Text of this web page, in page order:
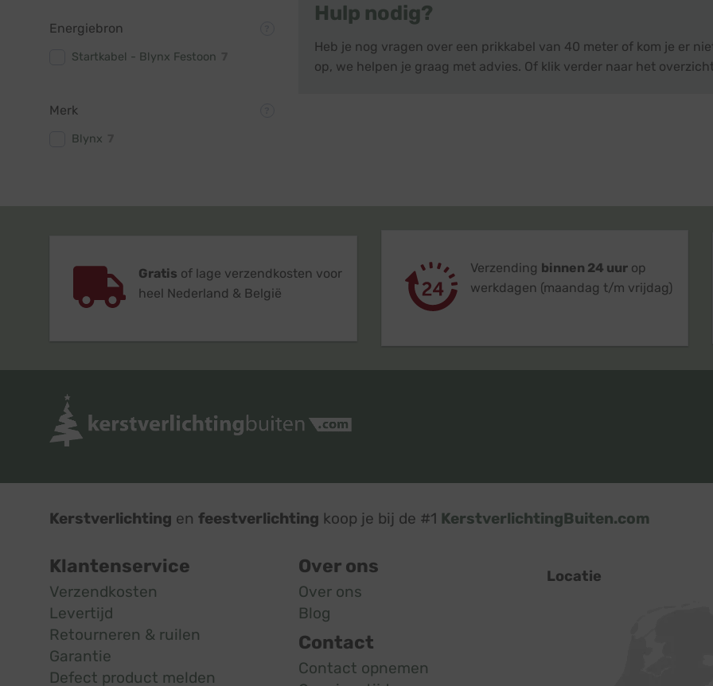
Energiebron
Startkabel - Blynx Festoon
Merk
Blynx
Hulp nodig?
Heb je nog vragen over een prikkabel van 40 meter of kom je er
op, we helpen je graag met advies. Of klik verder naar het
Gratis of lage verzendkosten voor
heel Nederland & België
Verzending binnen 24 uurop
werkdagen (maandag t/m vrijdag)
Kerstverlichting en feestverlichting koop je bij de #1 KerstverlichtingBuiten.com
Klantenservice
Verzendkosten
Levertijd
Retourneren & ruilen
Garantie
Defect product melden
Over ons
Over ons
Blog
Contact
Contact opnemen
Locatie